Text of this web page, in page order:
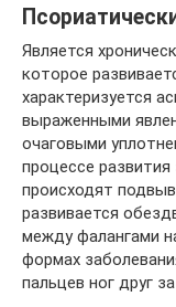
Является
которое
характеризуется
выраженными
очаговыми
процессе
происходят
развивается
между фалангами
формах
пальцев ног друг